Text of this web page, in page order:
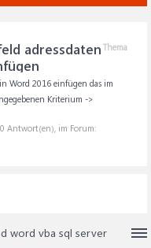
Thema
adressdaten
Word 2016 einfügen das im
Kriterium ->
Antwort(en), im Forum:
word vba sql server